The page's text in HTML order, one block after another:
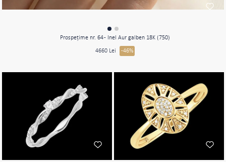
Prospeţime nr. 64 - Inel Aur galben 18K (750)
4660 Lei -46%